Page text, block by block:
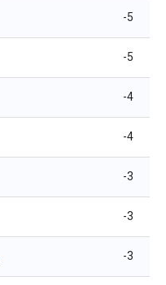
-5
-5
-4
-4
-3
-3
-3